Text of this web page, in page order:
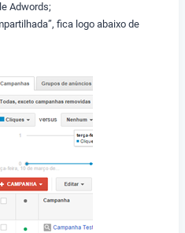
Adwords;
fica logo abaixo de